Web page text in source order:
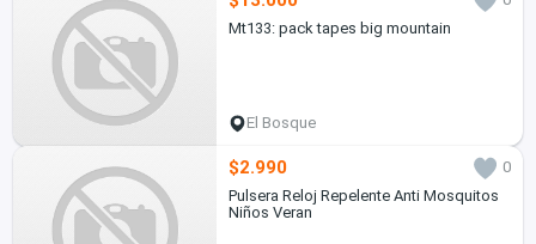
Mt133: pack tapes big mountain
El Bosque
$2.990
0
Pulsera Reloj Repelente Anti Mosquitos
Niños Veran